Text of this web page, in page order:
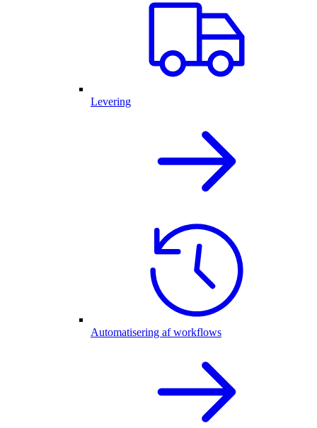
Levering
Automatisering af workflows